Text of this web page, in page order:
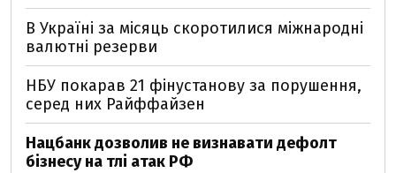
В Україні за місяць скоротилися міжнародні
валютні резерви
НБУ покарав 21 фінустанову за порушення,
серед них Райффайзен
Нацбанк дозволив не визнавати дефолт
бізнесу на тлі атак РФ